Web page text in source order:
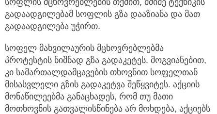
გადაადგილებამ სოფლის გზა დააზიანა და მათ
გადაადგილება უჭირთ.
სოფელ მახვილაურის მცხოვრებლებმა
პროტესტის ნიშნად გზა გადაკეტეს. მოგვიანებით,
კი სამართალდამცავების თხოვნით სოფელთან
მისასვლელი გზის გადაკეტვა შეწყვიტეს. აქციის
მონაწილეებმა განაცხადეს, რომ თუ მათი
მოთხოვნის გათვალისწინება არ მოხდება, აქციებს